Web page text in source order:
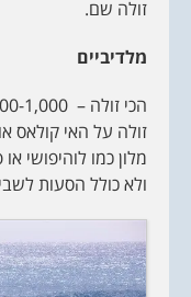
זולה שם.
מלדיביים
זולה על האי קולאס
ולא כולל הסעות